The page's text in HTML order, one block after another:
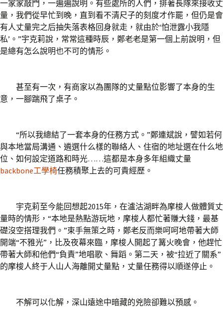
一家家敲門，一遍遍說明。有些處所的人們，排著長隊來接收丈
量，我們從早忙到晚，直到看不清尺子的刻度才作罷，但仍是會
有人丈量完之后抽失落表格回身就走，就由於‘怕泄露小我隱
私’。”宇克莉說，常常這種時辰，鄭老老是第一個上前說明，但
是總有怎么說明也不可的情形。
甚至有一次，有商家以為團隊的丈量點位影響了本身的生
意，一腳踹飛了桌子。
“所以我總結了一套本身的任務方式。”鄭連斌說，譬如若何
與本地當局溝通、遴選什么樣的聯絡人、住宿的地址選在什么地
位、如何設定道路和時光……這都是本身多年組織丈量
backbone工學椅任務積聚上去的可貴經歷。
宇克莉至今能回想起2015年，在瀘沽湖畔為摩梭人做體質丈
量時的情形，“本地是熱點游玩地，摩梭人都忙著賺大錢，最基
礎沒空搭理我們。”束手無策之時，鄭老反而樂呵呵地帶著大師
開端“不雅光”，比及夜幕來臨，摩梭人開起了篝火晚會，他趕忙
帶著大師和他們“負責”地唱歌、舞蹈。第二天，被“拉近了關系”
的摩梭人終于人山人海離開丈量點，丈量任務得以順遂停止。
不解可以化解，深山遠途中暗藏的兇險卻難以預感。